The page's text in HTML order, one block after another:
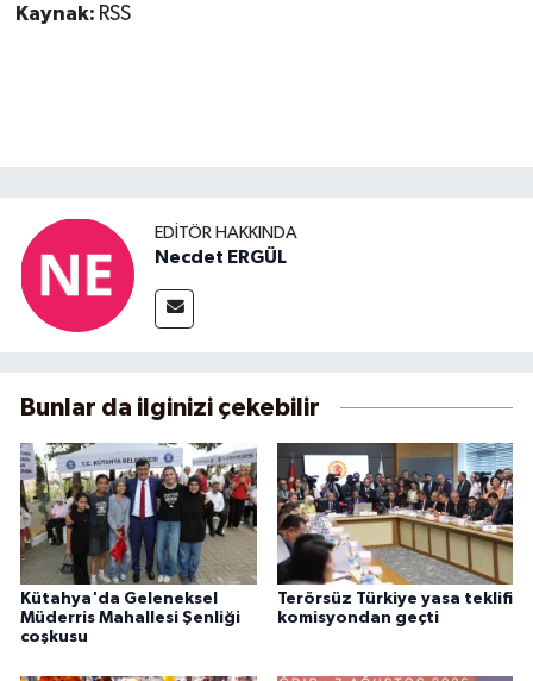
Kaynak: RSS
EDITÖR HAKKINDA
Necdet ERGÜL
Bunlar da ilginizi çekebilir
Kütahya'da Geleneksel
Müderris Mahallesi Şenliği
coşkusu
Terörsüz Türkiye yasa teklifi
komisyondan geçti